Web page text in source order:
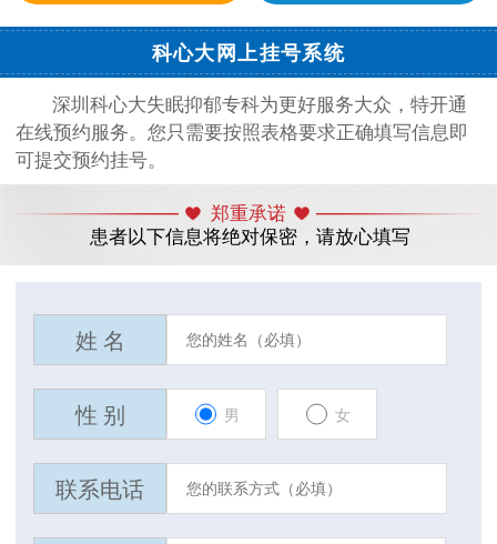
科心大网上挂号系统
深圳科心大失眠抑郁专科为更好服务大众，特开通
在线预约服务。您只需要按照表格要求正确填写信息即
可提交预约挂号。
郑重承诺
患者以下信息将绝对保密，请放心填写
姓 名
性 别 男 女
联系电话